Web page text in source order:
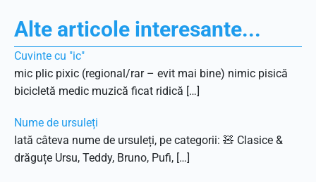
Alte articole interesante...
Cuvinte cu "ic"
mic plic pixic (regional/rar – evit mai bine) nimic pisică
bicicletă medic muzică ficat ridică […]
Nume de ursuleți
Iată câteva nume de ursuleți, pe categorii: 🧸 Clasice &
drăguțe Ursu, Teddy, Bruno, Pufi, […]